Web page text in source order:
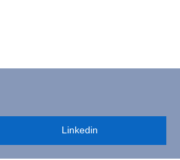
Linkedin